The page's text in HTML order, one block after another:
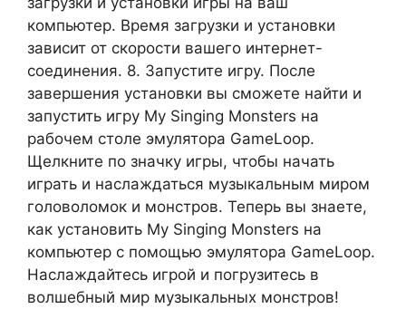
компьютер. Время загрузки и установки
зависит от скорости вашего интернет-
соединения. 8. Запустите игру. После
завершения установки вы сможете найти и
запустить игру My Singing Monsters на
рабочем столе эмулятора GameLoop.
Щелкните по значку игры, чтобы начать
играть и наслаждаться музыкальным миром
головоломок и монстров. Теперь вы знаете,
как установить My Singing Monsters на
компьютер с помощью эмулятора GameLoop.
Наслаждайтесь игрой и погрузитесь в
волшебный мир музыкальных монстров!